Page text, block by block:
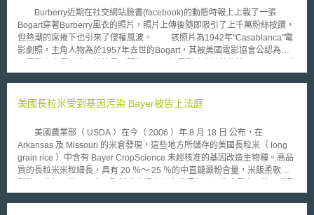
supervisory authority），於2020年12月依GDPR第60條提交裁決草案予其
他相關監管機關（supervisory authorities concerned）審議。惟DPC與其
他相關監管機關就該裁決草案無法達成共識，DPC復於今年6月依GDPR第
65條啟動爭議解決程序，而歐洲資料委員會（European Data Protection
Board）在同年7月對裁決草案中的疑義做出有拘束力之結論，要求DPC提
定WhatsApp未依第12條至第14條提供資訊予「非軟體用戶」之資料主體，
明化原則。據此，以母公司Facebook全集團營業額作為裁罰基準，DPC對
個月改善。
Burberry近期在社交網站臉書(facebook)的動態時報上上載了一張
Bogart穿著Burberry風衣的照片，照片上傳後隨即吸引了上千萬粉絲按讚，
但熱潮的席捲下也引來了侵權風波。 該照片為1942年"Casablanca"電
影劇照，主角人物為於1957年去世的Bogart，其被美國電影協會公認為美
色，不僅在電影粉絲心中留下鮮明的文化表徵(cultural icon)，更使得該張劇
的知名度以及該張電影劇照的受歡迎程度，Bogart後裔對於Burberry這樣的
起訴訟控告Burberry侵害Bogart的肖像權和商標權。在接受到Bogart後裔的
要求後，Burberry隨即於紐約聯邦法院提出確認之訴，請求法院確認其使用
並未侵害歸屬於Bogart後裔的商標或肖像權。因應Burberry的提告，Bogart
後裔隨即於加州州法院提起商標侵權訴訟，請求法院發出禁制令，停止
Burberry再使用Bogart的名字和任何照片。 雙方針對此一爭議各有主張
司取得授權而來，其主張使用該劇照主要是要描述Burberry在時尚產業的悠
美國長粒米受到基因污染 Bayer被告上法庭
美國農業部（ USDA ）在今（ 2006 ）年 8 月 18 日 公布，在
Arkansas 及 Missouri 的米倉發現，這些地方所儲存的美國長粒米（ long
grain rice ）中含有 Bayer CropScience 未經核准的基因改造生物種。高品
質的長粒米米粒細長，具有 20 ％～ 25 ％的中直鏈澱粉含量，米飯柔軟但
白米的國家有西歐、中東、加勒比海各國、新加坡、馬來西亞等，出口國為